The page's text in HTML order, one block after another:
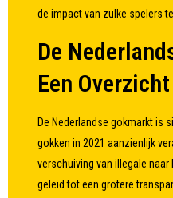
de impact van zulke spelers
De
Een Overzicht
De Nederlandse gokmarkt is
gokken in 2021 aanzienlijk
verschuiving van illegale
geleid tot een grotere